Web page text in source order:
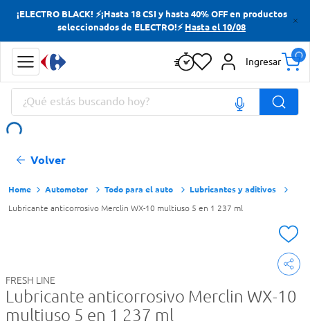
¡ELECTRO BLACK! ⚡¡Hasta 18 CSI y hasta 40% OFF en productos
seleccionados de ELECTRO!⚡ Hasta el 10/08
Ingresar
¿Qué estás buscando hoy?
Volver
Automotor Todo para el auto Lubricantes y aditivos
Lubricante anticorrosivo Merclin WX-10 multiuso 5 en 1 237 ml
FRESH LINE
Lubricante anticorrosivo Merclin WX-10
multiuso 5 en 1 237 ml
Términos más buscados
Yerba
Cerveza
Papas Fritas
Términos más buscados
Yerba
Cerveza
Papas Fritas
Doves